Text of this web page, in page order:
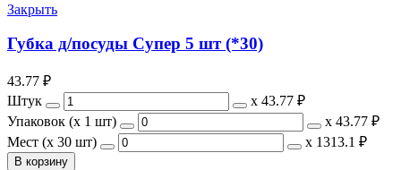
Закрыть
Губка д/посуды Супер 5 шт (*30)
43.77 ₽
Штук
х 43.77 ₽
Упаковок (x 1 шт)
х 43.77 ₽
Мест (x 30 шт)
х 1313.1 ₽
В корзину